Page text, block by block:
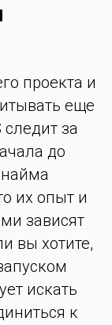
проекта и
еще
за
до
их опыт и
зависят
вы хотите,
искать
к